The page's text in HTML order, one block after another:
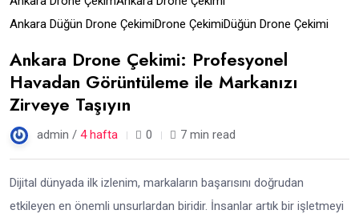
Tem
Ankara Düğün Drone ÇekimiDrone ÇekimiDüğün Drone Çekimi
Ankara Drone Çekimi: Profesyonel
Havadan Görüntüleme ile Markanızı
Zirveye Taşıyın
admin / 4 hafta 0 7 min read
Dijital dünyada ilk izlenim, markaların başarısını doğrudan
etkileyen en önemli unsurlardan biridir. İnsanlar artık bir işletmeyi